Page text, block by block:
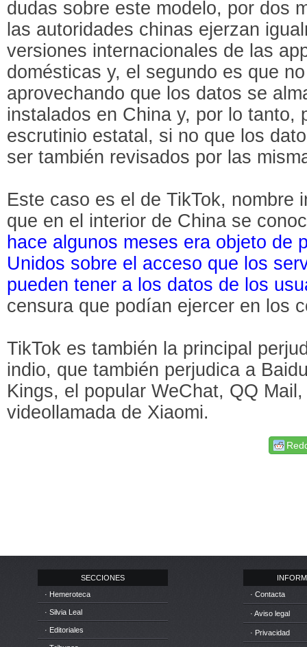
dudas sobre este modelo, por dos
las autoridades chinas ejerzan
versiones internacionales de las
domésticas y, el segundo es que
aprovechando que los datos se
instalados en China y, por lo tanto,
escrutinio estatal, si no que los
ser también revisados por las
Este caso es el de TikTok, nombre
que en el interior de China se
hace algunos meses era objeto de
Unidos sobre el acceso que los
pueden tener a los datos de los
censura que podían ejercer en los
TikTok es también la principal
indio, que también perjudica a
Kings, el popular WeChat, QQ
videollamada de Xiaomi.
SECCIONES
· Hemeroteca
· Silvia Leal
· Editoriales
· Contacta
· Aviso legal
· Privacidad